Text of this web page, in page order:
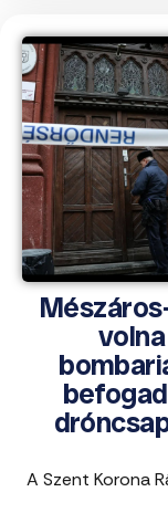
A Szent Korona